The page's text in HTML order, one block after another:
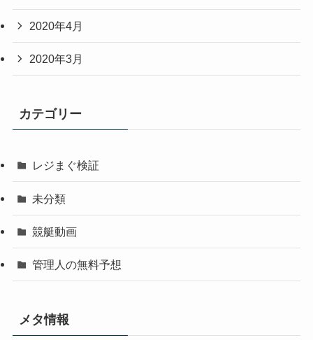
2020年4月
2020年3月
カテゴリー
レジまぐ検証
未分類
競艇動画
管理人の無料予想
メタ情報